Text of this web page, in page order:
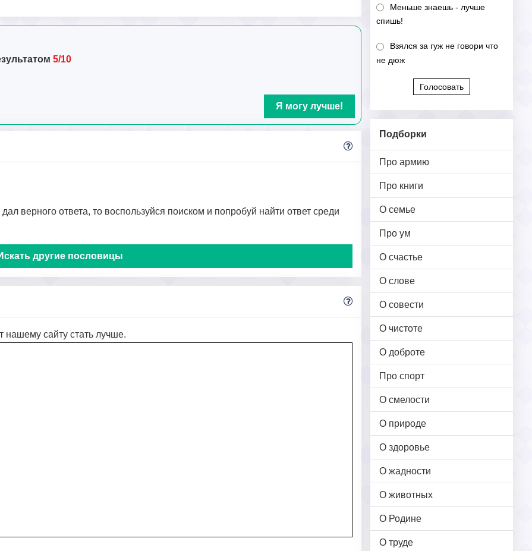
Меньше знаешь - лучше
спишь!
Взялся за гуж не говори что
не дюж
Голосовать
Подборки
Про армию
Про книги
О семье
Про ум
О счастье
О слове
О совести
О чистоте
О доброте
Про спорт
О смелости
О природе
О здоровье
О жадности
О животных
О Родине
О труде
5/10
Я могу лучше!
верного ответа, то воспользуйся поиском и попробуй найти ответ среди
другие пословицы
нашему сайту стать лучше.